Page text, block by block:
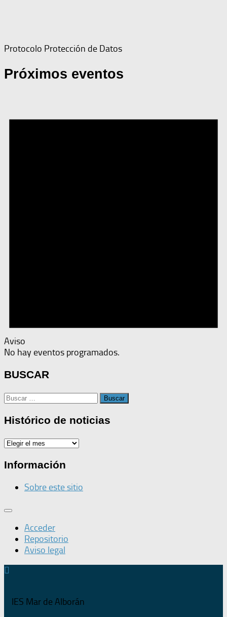
Protocolo Protección de Datos
Próximos eventos
Aviso
No hay eventos programados.
BUSCAR
Buscar:
Histórico de noticias
Histórico
noticias
Información
Sobre este sitio
Acceder
Repositorio
Aviso legal
IES Mar de Alborán